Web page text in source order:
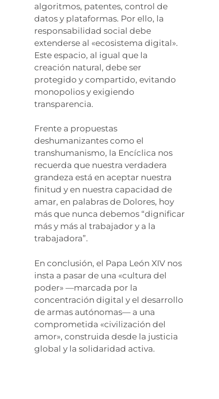
algoritmos, patentes, control de
datos y plataformas. Por ello, la
responsabilidad social debe
extenderse al «ecosistema digital».
Este espacio, al igual que la
creación natural, debe ser
protegido y compartido, evitando
monopolios y exigiendo
transparencia.
Frente a propuestas
deshumanizantes como el
transhumanismo, la Encíclica nos
recuerda que nuestra verdadera
grandeza está en aceptar nuestra
finitud y en nuestra capacidad de
amar, en palabras de Dolores, hoy
más que nunca debemos “dignificar
más y más al trabajador y a la
trabajadora”.
En conclusión, el Papa León XIV nos
insta a pasar de una «cultura del
poder» —marcada por la
concentración digital y el desarrollo
de armas autónomas— a una
comprometida «civilización del
amor», construida desde la justicia
global y la solidaridad activa.